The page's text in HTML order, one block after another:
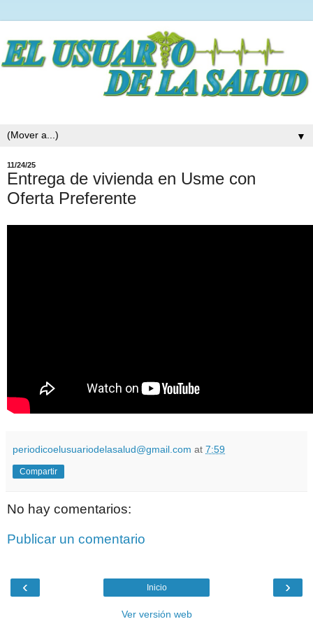
▼
11/24/25
Entrega de vivienda en Usme con
Oferta Preferente
periodicoelusuariodelasalud@gmail.com at 7:59
Compartir
No hay comentarios:
Publicar un comentario
‹ ›
Inicio
Ver versión web